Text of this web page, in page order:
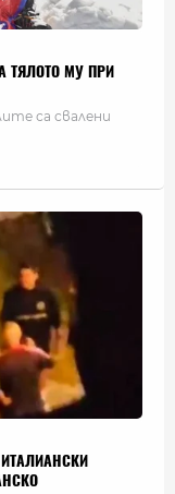
ТЯЛОТО МУ ПРИ
са свалени